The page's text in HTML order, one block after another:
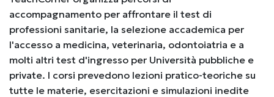
accompagnamento per affrontare il test di
professioni sanitarie, la selezione accademica per
l'accesso a medicina, veterinaria, odontoiatria e a
molti altri test d'ingresso per Università pubbliche e
private. I corsi prevedono lezioni pratico-teoriche su
tutte le materie, esercitazioni e simulazioni inedite